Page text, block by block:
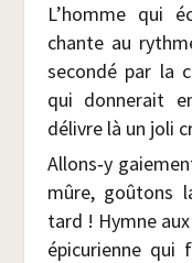
L’homme qui
chante au
secon­dé par la
qui don­ne­rait
délivre là un joli
Allons‑y
mûre, goû­tons
tard ! Hymne
épi­cu­rienne